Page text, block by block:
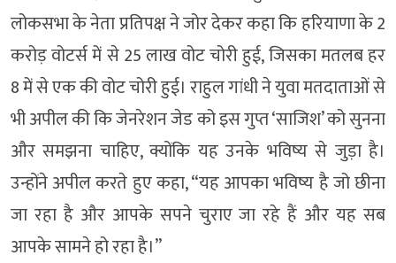
लोकसभा के नेता प्रतिपक्ष ने जोर देकर कहा कि हरियाणा के 2
करोड़ वोटर्स में से 25 लाख वोट चोरी हुई, जिसका मतलब हर
8 में से एक की वोट चोरी हुई। राहुल गांधी ने युवा मतदाताओं से
भी अपील की कि जेनरेशन जेड को इस गुप्त ‘साजिश’ को सुनना
और समझना चाहिए, क्योंकि यह उनके भविष्य से जुड़ा है।
उन्होंने अपील करते हुए कहा, “यह आपका भविष्य है जो छीना
जा रहा है और आपके सपने चुराए जा रहे हैं और यह सब
आपके सामने हो रहा है।”